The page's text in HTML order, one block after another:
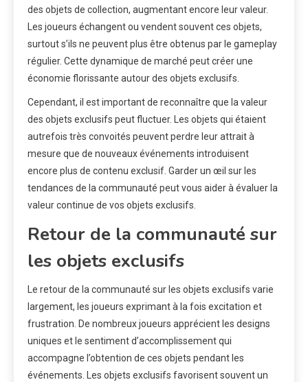
des objets de collection, augmentant encore leur valeur.
Les joueurs échangent ou vendent souvent ces objets,
surtout s’ils ne peuvent plus être obtenus par le gameplay
régulier. Cette dynamique de marché peut créer une
économie florissante autour des objets exclusifs.
Cependant, il est important de reconnaître que la valeur
des objets exclusifs peut fluctuer. Les objets qui étaient
autrefois très convoités peuvent perdre leur attrait à
mesure que de nouveaux événements introduisent
encore plus de contenu exclusif. Garder un œil sur les
tendances de la communauté peut vous aider à évaluer la
valeur continue de vos objets exclusifs.
Retour de la communauté sur
les objets exclusifs
Le retour de la communauté sur les objets exclusifs varie
largement, les joueurs exprimant à la fois excitation et
frustration. De nombreux joueurs apprécient les designs
uniques et le sentiment d’accomplissement qui
accompagne l’obtention de ces objets pendant les
événements. Les objets exclusifs favorisent souvent un